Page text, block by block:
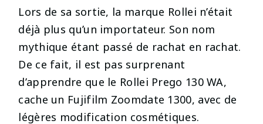
Lors de sa sortie, la marque Rollei n’était
déjà plus qu’un importateur. Son nom
mythique étant passé de rachat en rachat.
De ce fait, il est pas surprenant
d’apprendre que le Rollei Prego 130 WA,
cache un Fujifilm Zoomdate 1300, avec de
légères modification cosmétiques.